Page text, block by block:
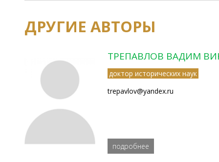
ДРУГИЕ АВТОРЫ
ТРЕПАВЛОВ ВАДИМ
доктор исторических наук
trepavlov@yandex.ru
подробнее